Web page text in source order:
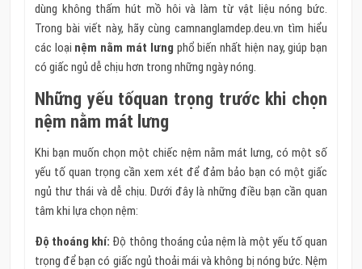
dùng không thấm hút mồ hôi và làm từ vật liệu nóng bức.
Trong bài viết này, hãy cùng camnanglamdep.deu.vn tìm hiểu
các loại nệm nằm mát lưng phổ biến nhất hiện nay, giúp bạn
có giấc ngủ dễ chịu hơn trong những ngày nóng.
Những yếu tốquan trọng trước khi chọn
nệm nằm mát lưng
Khi bạn muốn chọn một chiếc nệm nằm mát lưng, có một số
yếu tố quan trọng cần xem xét để đảm bảo bạn có một giấc
ngủ thư thái và dễ chịu. Dưới đây là những điều bạn cần quan
tâm khi lựa chọn nệm:
Độ thoáng khí: Độ thông thoáng của nệm là một yếu tố quan
trọng để bạn có giấc ngủ thoải mái và không bị nóng bức. Nệm